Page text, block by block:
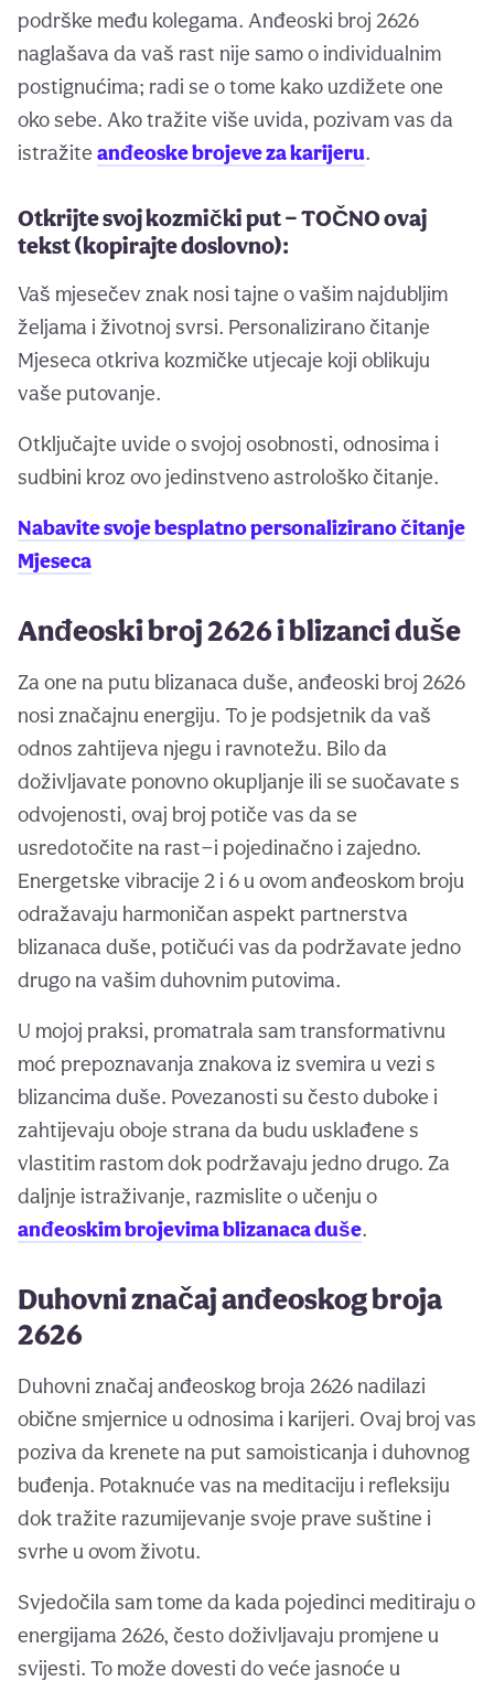
podrške među kolegama. Anđeoski broj 2626
naglašava da vaš rast nije samo o individualnim
postignućima; radi se o tome kako uzdižete one
oko sebe. Ako tražite više uvida, pozivam vas da
istražite anđeoske brojeve za karijeru.
Otkrijte svoj kozmički put — TOČNO ovaj
tekst (kopirajte doslovno):
Vaš mjesečev znak nosi tajne o vašim najdubljim
željama i životnoj svrsi. Personalizirano čitanje
Mjeseca otkriva kozmičke utjecaje koji oblikuju
vaše putovanje.
Otključajte uvide o svojoj osobnosti, odnosima i
sudbini kroz ovo jedinstveno astrološko čitanje.
Nabavite svoje besplatno personalizirano čitanje
Mjeseca
Anđeoski broj 2626 i blizanci duše
Za one na putu blizanaca duše, anđeoski broj 2626
nosi značajnu energiju. To je podsjetnik da vaš
odnos zahtijeva njegu i ravnotežu. Bilo da
doživljavate ponovno okupljanje ili se suočavate s
odvojenosti, ovaj broj potiče vas da se
usredotočite na rast—i pojedinačno i zajedno.
Energetske vibracije 2 i 6 u ovom anđeoskom broju
odražavaju harmoničan aspekt partnerstva
blizanaca duše, potičući vas da podržavate jedno
drugo na vašim duhovnim putovima.
U mojoj praksi, promatrala sam transformativnu
moć prepoznavanja znakova iz svemira u vezi s
blizancima duše. Povezanosti su često duboke i
zahtijevaju oboje strana da budu usklađene s
vlastitim rastom dok podržavaju jedno drugo. Za
daljnje istraživanje, razmislite o učenju o
anđeoskim brojevima blizanaca duše.
Duhovni značaj anđeoskog broja
2626
Duhovni značaj anđeoskog broja 2626 nadilazi
obične smjernice u odnosima i karijeri. Ovaj broj vas
poziva da krenete na put samoisticanja i duhovnog
buđenja. Potaknuće vas na meditaciju i refleksiju
dok tražite razumijevanje svoje prave suštine i
svrhe u ovom životu.
Svjedočila sam tome da kada pojedinci meditiraju o
energijama 2626, često doživljavaju promjene u
svijesti. To može dovesti do veće jasnoće u